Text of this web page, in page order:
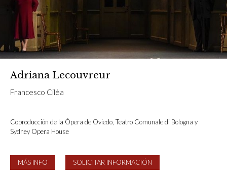
Adriana Lecouvreur
Francesco Cilèa
Coproducción de la Ópera de Oviedo, Teatro Comunale di Bologna y
Sydney Opera House
MÁS INFO SOLICITAR INFORMACIÓN